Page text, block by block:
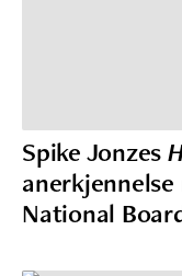
Spike Jonzes
National